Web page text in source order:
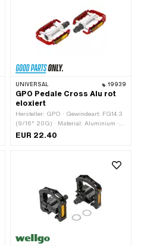
UNIVERSAL 19939
GPO Pedale Cross Alu rot
eloxiert
Hersteller: GPO · Gewindeart: FG14.3
(9/16" 20G) · Material: Aluminium ·
Oberfläche: eloxiert · Antrieb:
EUR 22.40